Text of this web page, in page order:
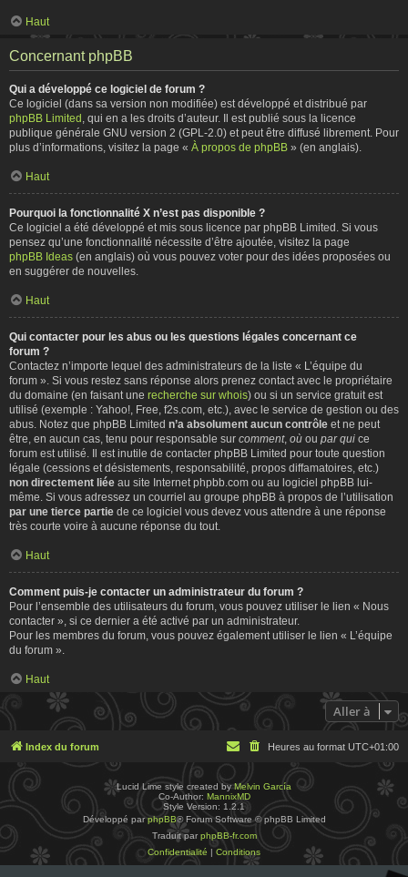
Haut
Concernant phpBB
Qui a développé ce logiciel de forum ?
Ce logiciel (dans sa version non modifiée) est développé et distribué par
phpBB Limited , qui en a les droits d’auteur. Il est publié sous la licence
publique générale GNU version 2 (GPL-2.0) et peut être diffusé librement. Pour
plus d’informations, visitez la page « À propos de phpBB » (en anglais).
Haut
Pourquoi la fonctionnalité X n’est pas disponible ?
Ce logiciel a été développé et mis sous licence par phpBB Limited. Si vous
pensez qu’une fonctionnalité nécessite d’être ajoutée, visitez la page
phpBB Ideas (en anglais) où vous pouvez voter pour des idées proposées ou
en suggérer de nouvelles.
Haut
Qui contacter pour les abus ou les questions légales concernant ce
forum ?
Contactez n’importe lequel des administrateurs de la liste « L’équipe du
forum ». Si vous restez sans réponse alors prenez contact avec le propriétaire
du domaine (en faisant une recherche sur whois) ou si un service gratuit est
utilisé (exemple : Yahoo!, Free, f2s.com, etc.), avec le service de gestion ou des
abus. Notez que phpBB Limited n’a absolument aucun contrôle et ne peut
être, en aucun cas, tenu pour responsable sur comment, où ou par qui ce
forum est utilisé. Il est inutile de contacter phpBB Limited pour toute question
légale (cessions et désistements, responsabilité, propos diffamatoires, etc.)
non directement liée au site Internet phpbb.com ou au logiciel phpBB lui-
même. Si vous adressez un courriel au groupe phpBB à propos de l’utilisation
par une tierce partie de ce logiciel vous devez vous attendre à une réponse
très courte voire à aucune réponse du tout.
Haut
Comment puis-je contacter un administrateur du forum ?
Pour l’ensemble des utilisateurs du forum, vous pouvez utiliser le lien « Nous
contacter », si ce dernier a été activé par un administrateur.
Pour les membres du forum, vous pouvez également utiliser le lien « L’équipe
du forum ».
Haut
Aller à
Index du forum Heures au format UTC+01:00
Lucid Lime style created byMelvin García
Co-Author: MannixMD
Style Version: 1.2.1
Développé parphpBB® Forum Software © phpBB Limited
Traduit par phpBB-fr.com
Confidentialité | Conditions